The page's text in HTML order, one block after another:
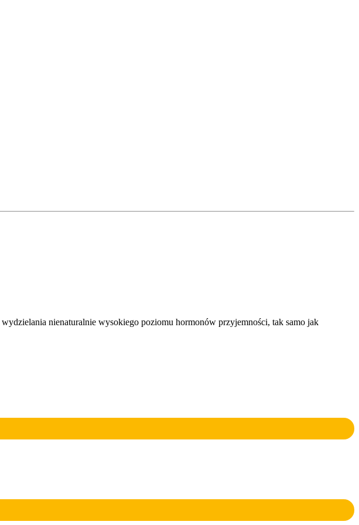
nienaturalnie wysokiego poziomu hormonów przyjemności, tak samo jak